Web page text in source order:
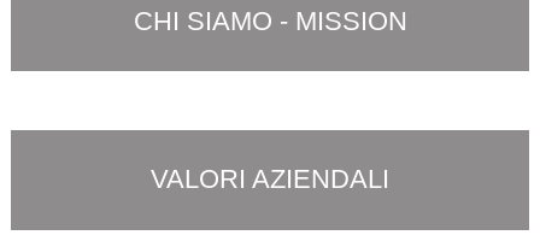
CHI SIAMO - MISSION
VALORI AZIENDALI